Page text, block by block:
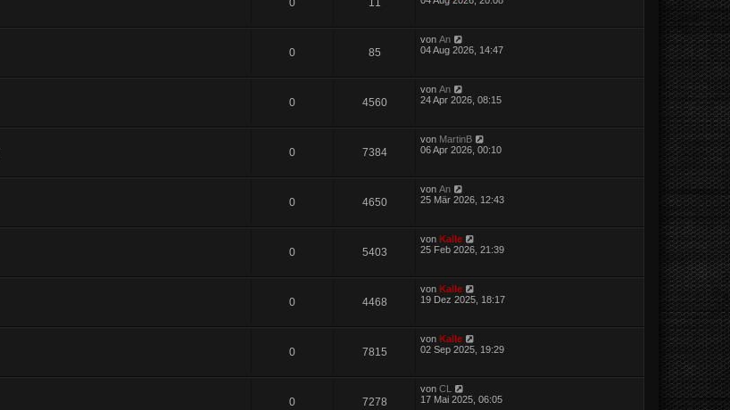
0 11
0 85
von An
04 Aug 2026, 14:47
0 4560
von An
24 Apr 2026, 08:15
0 7384
von MartinB
06 Apr 2026, 00:10
0 4650
von An
25 Mär 2026, 12:43
0 5403
von Kalle
25 Feb 2026, 21:39
0 4468
von Kalle
19 Dez 2025, 18:17
0 7815
von Kalle
02 Sep 2025, 19:29
0 7278
von CL
17 Mai 2025, 06:05